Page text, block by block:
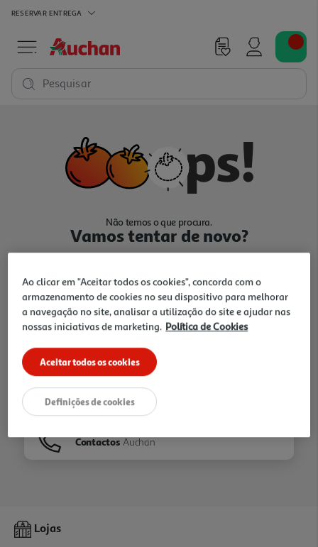
RESERVAR ENTREGA
Pesquisar
Não temos o que procura.
Vamos tentar de novo?
Ir para Homepage
Folhetos
Contactos Auchan
Lojas
Ao clicar em "Aceitar todos os cookies", concorda com o
armazenamento de cookies no seu dispositivo para melhorar
a navegação no site, analisar a utilização do site e ajudar nas
nossas iniciativas de marketing. Política de Cookies
Aceitar todos os cookies
Definições de cookies